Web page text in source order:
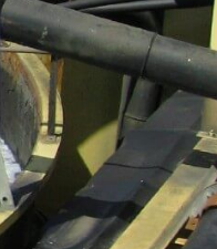
Bachillerato
Hospital Clínico